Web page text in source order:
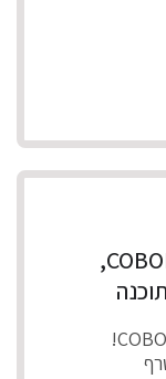
הכשרה והעסקה בשפת פיתוח COBOL,